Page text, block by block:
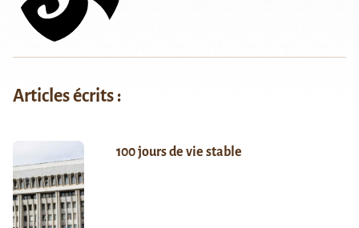
Articles écrits :
100 jours de vie stable